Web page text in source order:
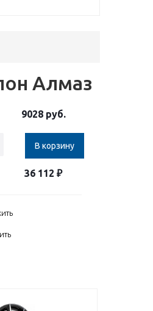
Алмаз
9028 руб.
В корзину
36 112 ₽